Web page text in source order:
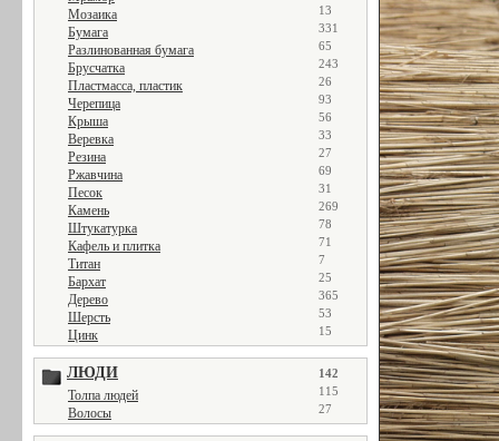
Мозаика 13
Бумага 331
Разлинованная бумага 65
Брусчатка 243
Пластмасса, пластик 26
Черепица 93
Крыша 56
Веревка 33
Резина 27
Ржавчина 69
Песок 31
Камень 269
Штукатурка 78
Кафель и плитка 71
Титан 7
Бархат 25
Дерево 365
Шерсть 53
Цинк 15
ЛЮДИ 142
Толпа людей 115
Волосы 27